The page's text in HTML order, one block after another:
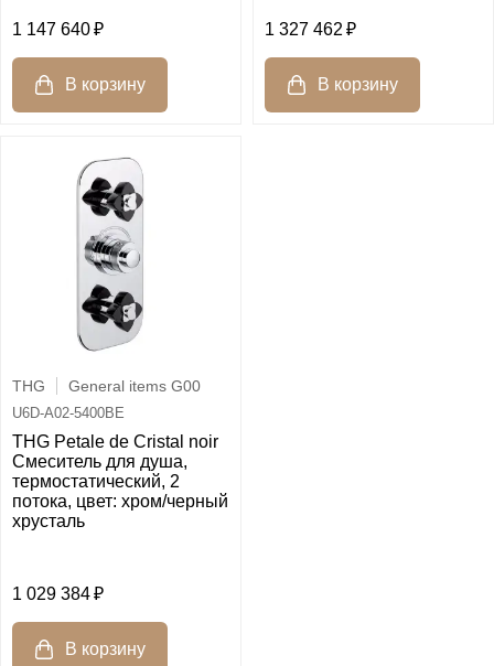
1 147 640 1 327 462
THG General items G00
U6D-A02-5400BE
THG Petale de Cristal noir
Смеситель для душа,
термостатический, 2
потока, цвет: хром/черный
хрусталь
1 029 384